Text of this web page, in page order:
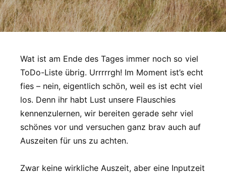
Wat ist am Ende des Tages immer noch so viel
ToDo-Liste übrig. Urrrrrgh! Im Moment ist’s echt
fies – nein, eigentlich schön, weil es ist echt viel
los. Denn ihr habt Lust unsere Flauschies
kennenzulernen, wir bereiten gerade sehr viel
schönes vor und versuchen ganz brav auch auf
Auszeiten für uns zu achten.
Zwar keine wirkliche Auszeit, aber eine Inputzeit